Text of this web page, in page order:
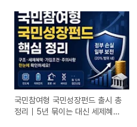
국민참여형 국민성장펀드 출시 총
정리｜5년 묶이는 대신 세제혜